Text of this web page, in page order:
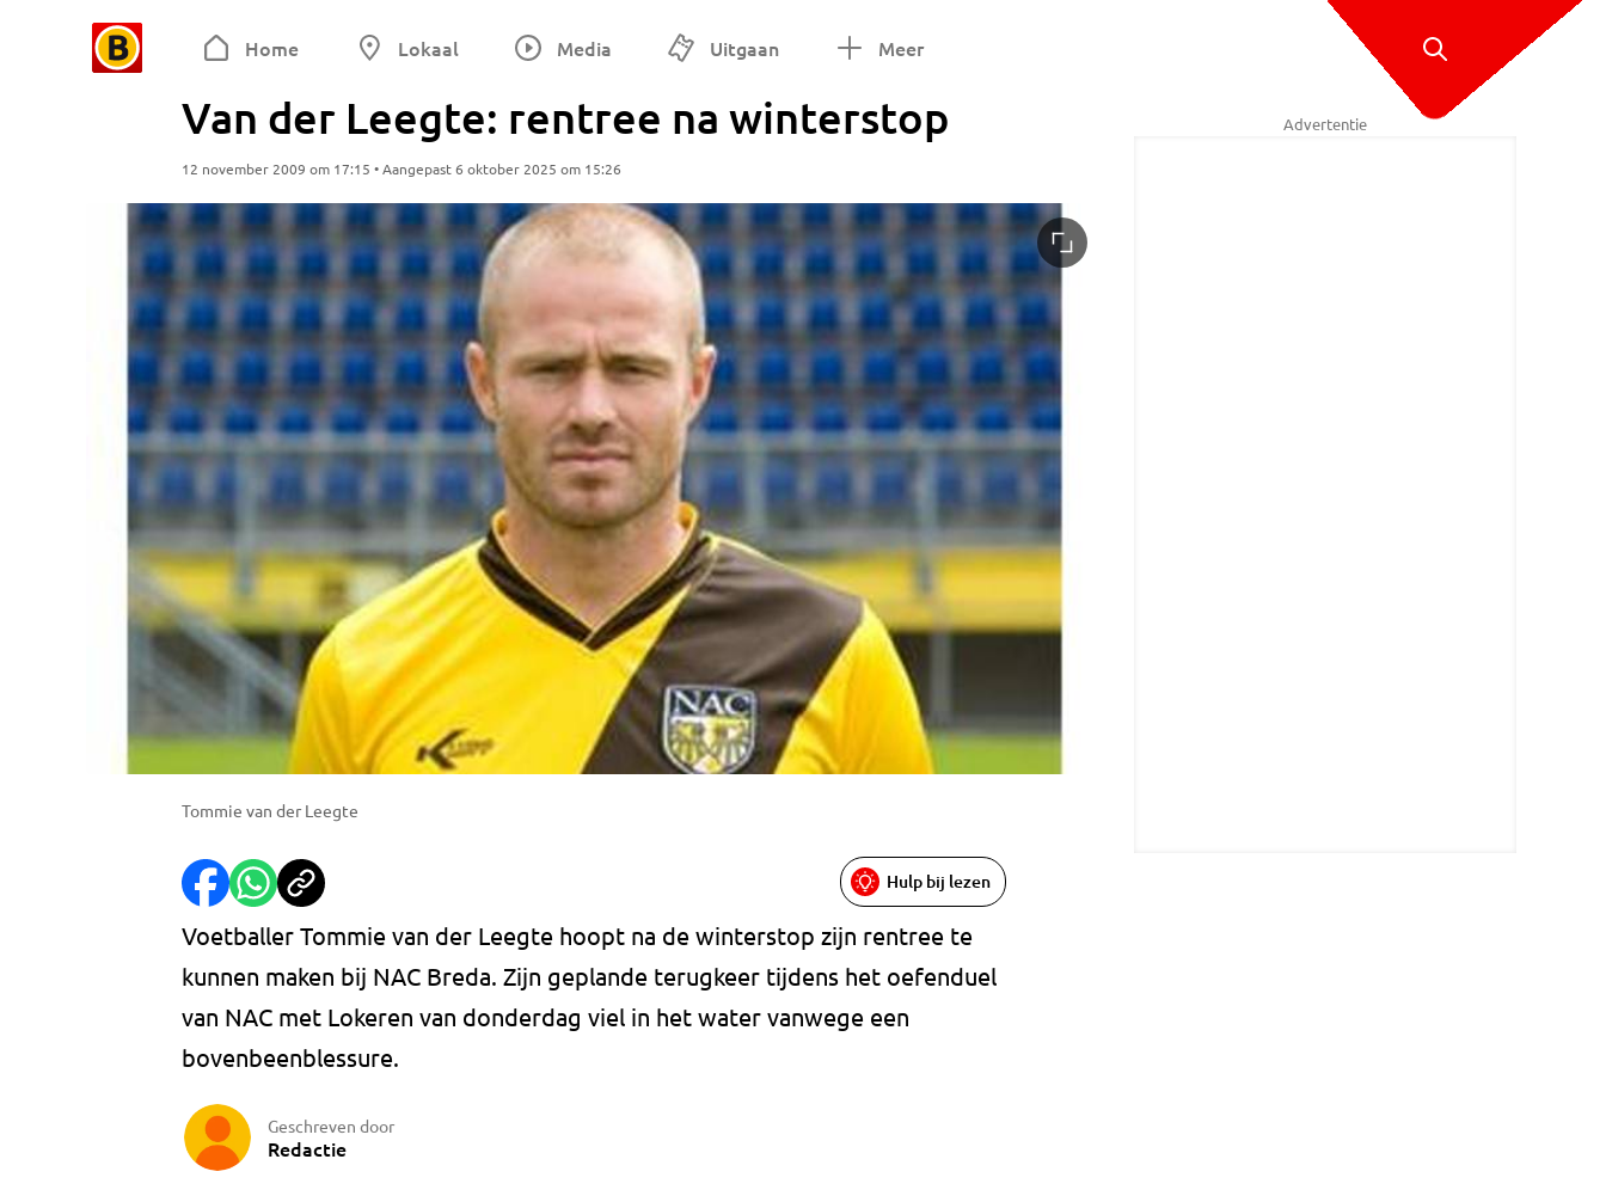
Home Lokaal Media Uitgaan Meer
Van der Leegte: rentree na winterstop
12 november 2009 om 17:15 • Aangepast 6 oktober 2025 om 15:26
Tommie van der Leegte
Hulp bij lezen
Voetballer Tommie van der Leegte hoopt na de winterstop zijn rentree te
kunnen maken bij NAC Breda. Zijn geplande terugkeer tijdens het oefenduel
van NAC met Lokeren van donderdag viel in het water vanwege een
bovenbeenblessure.
Geschreven door
Redactie
Advertentie